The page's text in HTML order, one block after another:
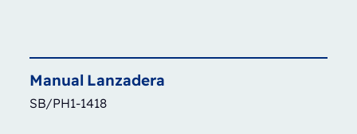
Manual Lanzadera
SB/PH1-1418